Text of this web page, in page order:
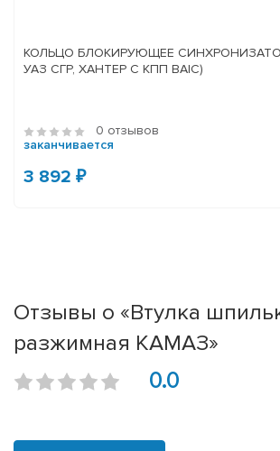
КОЛЬЦО БЛОКИРУЮЩЕЕ
УАЗ СГР, ХАНТЕР С КПП BAIC)
0 отзывов
заканчивается
3 892 ₽
Отзывы о «Втулка
разжимная КАМАЗ»
0.0